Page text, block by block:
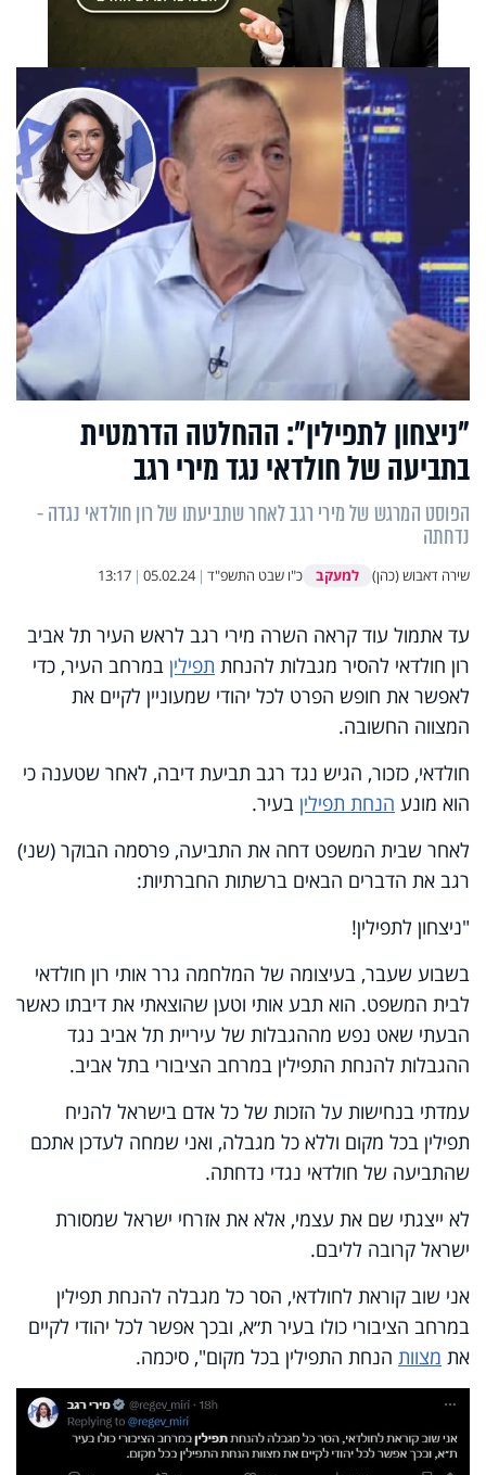
"ניצחון לתפילין": ההחלטה הדרמטית
בתביעה של חולדאי נגד מירי רגב
הפוסט המרגש של מירי רגב לאחר שתביעתו של רון חולדאי נגדה -
נדחתה
שירה דאבוש (כהן) למעקב כ"ו שבט התשפ"ד |
05.02.24
|
13:17
עד אתמול עוד קראה השרה מירי רגב לראש העיר תל אביב
רון חולדאי להסיר מגבלות להנחת תפילין במרחב העיר, כדי
לאפשר את חופש הפרט לכל יהודי שמעוניין לקיים את
המצווה החשובה.
חולדאי, כזכור, הגיש נגד רגב תביעת דיבה, לאחר שטענה כי
הוא מונע הנחת תפילין בעיר.
לאחר שבית המשפט דחה את התביעה, פרסמה הבוקר (שני)
רגב את הדברים הבאים ברשתות החברתיות:
"ניצחון לתפילין!
בשבוע שעבר, בעיצומה של המלחמה גרר אותי רון חולדאי
לבית המשפט. הוא תבע אותי וטען שהוצאתי את דיבתו כאשר
הבעתי שאט נפש מההגבלות של עיריית תל אביב נגד
ההגבלות להנחת התפילין במרחב הציבורי בתל אביב.
עמדתי בנחישות על הזכות של כל אדם בישראל להניח
תפילין בכל מקום וללא כל מגבלה, ואני שמחה לעדכן אתכם
שהתביעה של חולדאי נגדי נדחתה.
לא ייצגתי שם את עצמי, אלא את אזרחי ישראל שמסורת
ישראל קרובה לליבם.
אני שוב קוראת לחולדאי, הסר כל מגבלה להנחת תפילין
במרחב הציבורי כולו בעיר ת״א, ובכך אפשר לכל יהודי לקיים
את מצוות הנחת התפילין בכל מקום", סיכמה.